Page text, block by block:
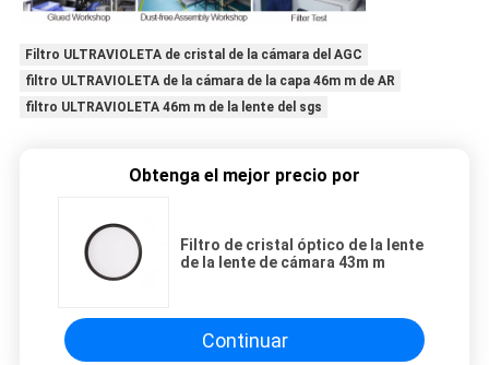
Filtro ULTRAVIOLETA de cristal de la cámara del AGC
filtro ULTRAVIOLETA de la cámara de la capa 46m m de AR
filtro ULTRAVIOLETA 46m m de la lente del sgs
Obtenga el mejor precio por
Filtro de cristal óptico de la lente
de la lente de cámara 43m m
Continuar